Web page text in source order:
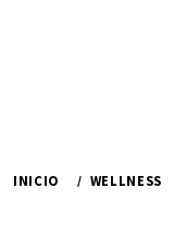
INICIO WELLNESS